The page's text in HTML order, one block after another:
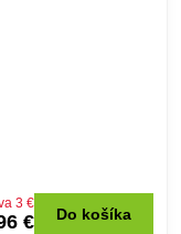
€
3 €
Do košíka